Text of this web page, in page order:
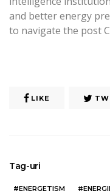
and better energy
to navigate the post
LIKE
Tag-uri
ENERGETISM